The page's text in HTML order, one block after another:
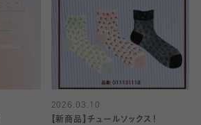
2026.03.10
【新商品】チュールソックス！